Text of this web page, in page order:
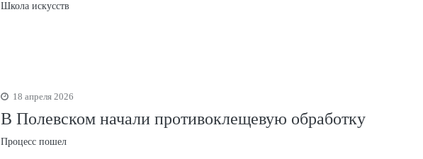
Школа искусств
18 апреля 2026
В Полевском начали противоклещевую обработку
Процесс пошел